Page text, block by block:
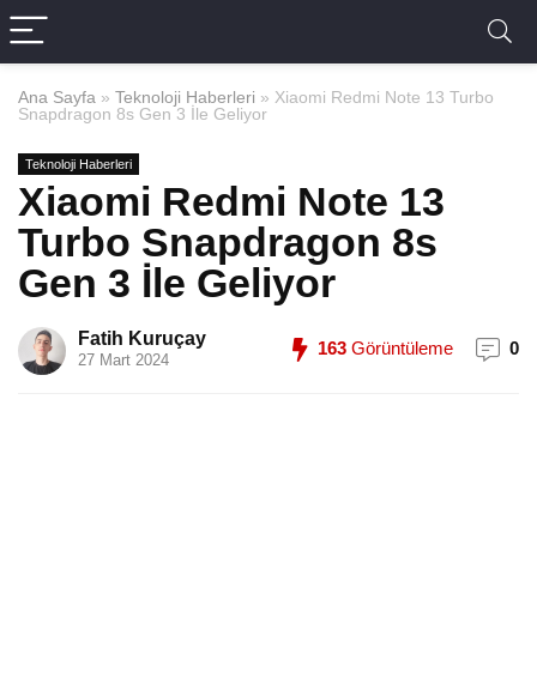
Ana Sayfa » Teknoloji Haberleri » Xiaomi Redmi Note 13 Turbo
Snapdragon 8s Gen 3 İle Geliyor
Teknoloji Haberleri
Xiaomi Redmi Note 13
Turbo Snapdragon 8s
Gen 3 İle Geliyor
Fatih Kuruçay
27 Mart 2024
163 Görüntüleme 0